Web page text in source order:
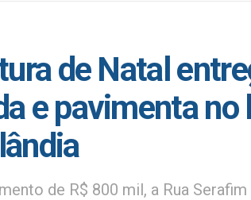
de Natal
e pavimenta
de R$ 800 mil, a Rua